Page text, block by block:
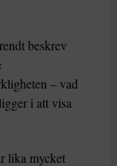
beskrev
– vad
i att visa
lika mycket